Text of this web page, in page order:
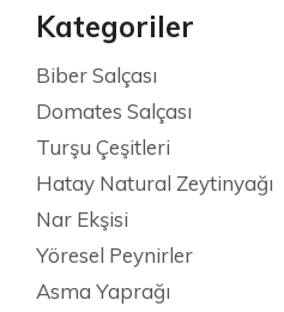
Kategoriler
Biber Salçası
Domates Salçası
Turşu Çeşitleri
Hatay Natural Zeytinyağı
Nar Ekşisi
Yöresel Peynirler
Asma Yaprağı